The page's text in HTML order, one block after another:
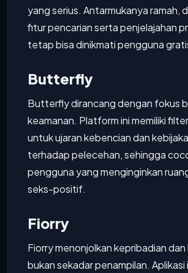
yang serius. Antarmukanya ramah,
fitur pencarian serta penjelajahan
tetap bisa dinikmati pengguna
Butterfly
Butterfly dirancang dengan fokus
keamanan. Platform ini memiliki
untuk ujaran kebencian dan
terhadap pelecehan, sehingga
pengguna yang menginginkan
seks-positif.
Fiorry
Fiorry menonjolkan kepribadian
bukan sekadar penampilan. Aplikasi